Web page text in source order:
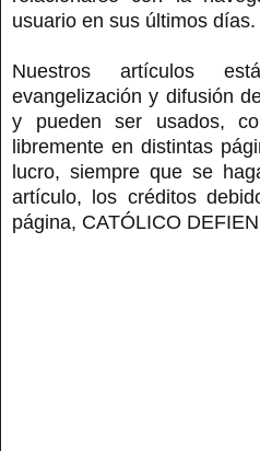
usuario en sus últimos días.
Nuestros artículos
evangelización y difusión
y pueden ser usados,
libremente en distintas
lucro, siempre que se
artículo, los créditos
página, CATÓLICO